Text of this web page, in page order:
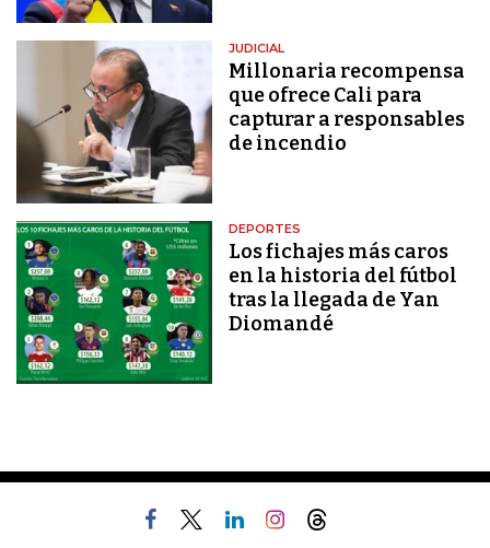
JUDICIAL
Millonaria recompensa
que ofrece Cali para
capturar a responsables
de incendio
DEPORTES
Los fichajes más caros
en la historia del fútbol
tras la llegada de Yan
Diomandé